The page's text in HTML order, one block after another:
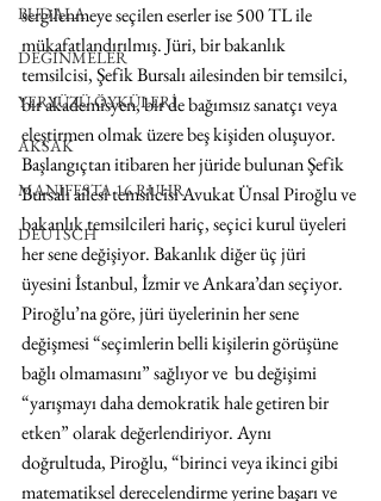
BUDALA
DEĞİNMELER
YERYÜZÜ ÖYKÜLERİ
AKSAK
MANIFESTA 16 RUHR
DEUTSCH
sergilenmeye seçilen eserler ise 500 TL ile
mükafatlandırılmış. Jüri, bir bakanlık
temsilcisi, Şefik Bursalı ailesinden bir temsilci,
bir akademisyen, bir de bağımsız sanatçı veya
eleştirmen olmak üzere beş kişiden oluşuyor.
Başlangıçtan itibaren her jüride bulunan Şefik
Bursalı ailesi temsilcisi Avukat Ünsal Piroğlu ve
bakanlık temsilcileri hariç, seçici kurul üyeleri
her sene değişiyor. Bakanlık diğer üç jüri
üyesini İstanbul, İzmir ve Ankara’dan seçiyor.
Piroğlu’na göre, jüri üyelerinin her sene
değişmesi “seçimlerin belli kişilerin görüşüne
bağlı olmamasını” sağlıyor ve  bu değişimi
“yarışmayı daha demokratik hale getiren bir
etken” olarak değerlendiriyor. Aynı
doğrultuda, Piroğlu, “birinci veya ikinci gibi
matematiksel derecelendirme yerine başarı ve